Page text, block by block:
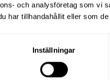
och analysföretag som vi
har tillhandahållit eller som
Inställningar
och uppdateringar